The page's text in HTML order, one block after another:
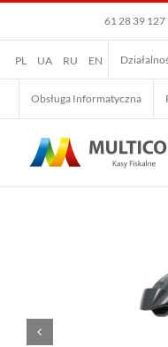
61 28 39 127
PL UA RU EN
Obsługa Informatyczna